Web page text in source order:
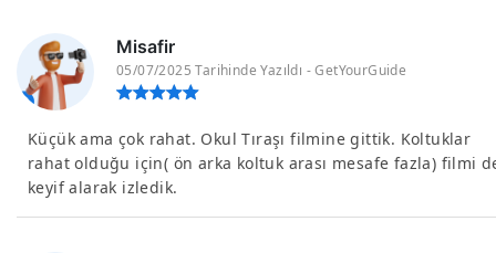
Misafir
05/07/2025 Tarihinde Yazıldı - GetYourGuide
Küçük ama çok rahat. Okul Tıraşı filmine gittik. Koltuklar
rahat olduğu için( ön arka koltuk arası mesafe fazla) filmi
keyif alarak izledik.